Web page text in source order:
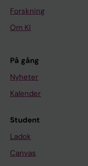
Forskning
Om KI
På gång
Nyheter
Kalender
Student
Ladok
Canvas